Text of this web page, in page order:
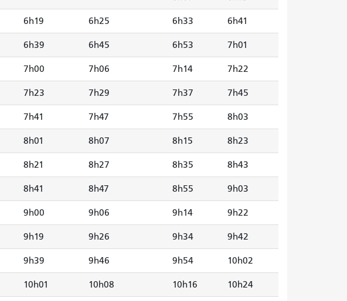
6h19 6h25 6h33 6h41
6h39 6h45 6h53 7h01
7h00 7h06 7h14 7h22
7h23 7h29 7h37 7h45
7h41 7h47 7h55 8h03
8h01 8h07 8h15 8h23
8h21 8h27 8h35 8h43
8h41 8h47 8h55 9h03
9h00 9h06 9h14 9h22
9h19 9h26 9h34 9h42
9h39 9h46 9h54 10h02
10h01 10h08 10h16 10h24